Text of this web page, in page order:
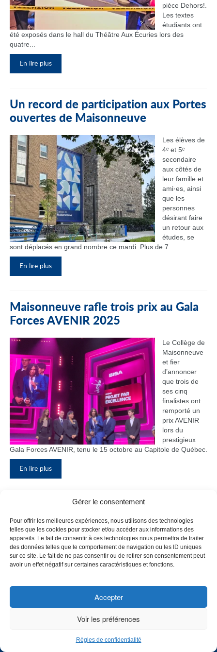
Gérer le consentement
Pour offrir les meilleures expériences, nous utilisons des technologies
telles que les cookies pour stocker et/ou accéder aux informations des
appareils. Le fait de consentir à ces technologies nous permettra de traiter
des données telles que le comportement de navigation ou les ID uniques
sur ce site. Le fait de ne pas consentir ou de retirer son consentement peut
avoir un effet négatif sur certaines caractéristiques et fonctions.
Accepter
Voir les préférences
Règles de confidentialité
pièce Dehors!.
Les textes
étudiants ont
été exposés dans le hall du Théâtre Aux Écuries lors des
quatre...
En lire plus
Un record de participation aux Portes
ouvertes de Maisonneuve
Les élèves de
4ᵉ et 5ᵉ
secondaire
aux côtés de
leur famille et
ami·es, ainsi
que les
personnes
désirant faire
un retour aux
études, se
sont déplacés en grand nombre ce mardi. Plus de 7...
En lire plus
Maisonneuve rafle trois prix au Gala
Forces AVENIR 2025
Le Collège de
Maisonneuve
et fier
d’annoncer
que trois de
ses cinq
finalistes ont
remporté un
prix AVENIR
lors du
prestigieux
Gala Forces AVENIR, tenu le 15 octobre au Capitole de Québec.
En lire plus
bloc F
Le Collège de
Maisonneuve
a inauguré
CHOISISSEZ UN PROFIL